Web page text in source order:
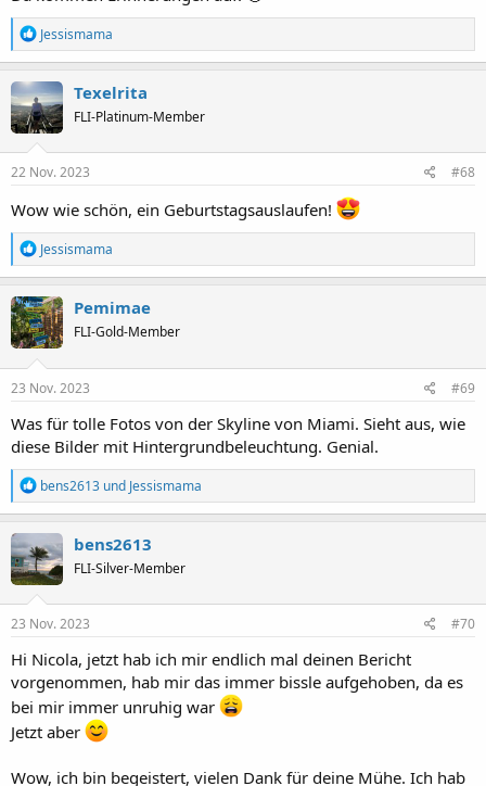
R
e
a
k
t
i
o
n
e
:
Jessismama
Texelrita
FLI-Platinum-Member
22 Nov. 2023 #68
Wow wie schön, ein Geburtstagsauslaufen!
R
e
a
k
t
i
o
n
e
:
Jessismama
Pemimae
FLI-Gold-Member
23 Nov. 2023 #69
Was für tolle Fotos von der Skyline von Miami. Sieht aus, wie
diese Bilder mit Hintergrundbeleuchtung. Genial.
R
e
a
k
t
i
o
n
e
:
bens2613 und Jessismama
bens2613
FLI-Silver-Member
23 Nov. 2023 #70
Hi Nicola, jetzt hab ich mir endlich mal deinen Bericht
vorgenommen, hab mir das immer bissle aufgehoben, da es
bei mir immer unruhig war
Jetzt aber
Wow, ich bin begeistert, vielen Dank für deine Mühe. Ich hab